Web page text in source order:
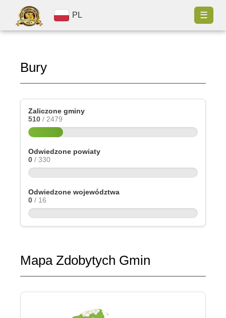
PL ☰
Bury
Zaliczone gminy
510 / 2479
Odwiedzone powiaty
0 / 330
Odwiedzone województwa
0 / 16
Mapa Zdobytych Gmin